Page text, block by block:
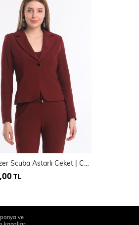
Blazzer Scuba Astarlı Ceket | Ckt33437
TL
ve